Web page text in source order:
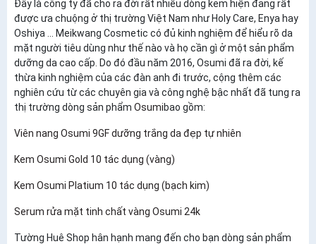
Đây là công ty đã cho ra đời rất nhiều dòng kem hiện đang rất
được ưa chuộng ở thị trường Việt Nam như Holy Care, Enya hay
Oshiya … Meikwang Cosmetic có đủ kinh nghiệm để hiểu rõ da
mặt người tiêu dùng như thế nào và họ cần gì ở một sản phẩm
dưỡng da cao cấp. Do đó đầu năm 2016, Osumi đã ra đời, kế
thừa kinh nghiệm của các đàn anh đi trước, cộng thêm các
nghiên cứu từ các chuyên gia và công nghệ bậc nhất đã tung ra
thị trường dòng sản phẩm Osumibao gồm:
Viên nang Osumi 9GF dưỡng trắng da đẹp tự nhiên
Kem Osumi Gold 10 tác dụng (vàng)
Kem Osumi Platium 10 tác dụng (bạch kim)
Serum rửa mặt tinh chất vàng Osumi 24k
Tường Huê Shop hân hạnh mang đến cho bạn dòng sản phẩm